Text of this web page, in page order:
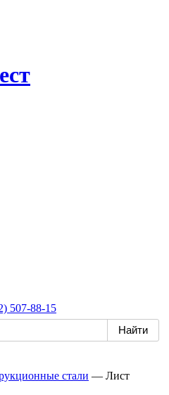
507-88-15
стали — Лист